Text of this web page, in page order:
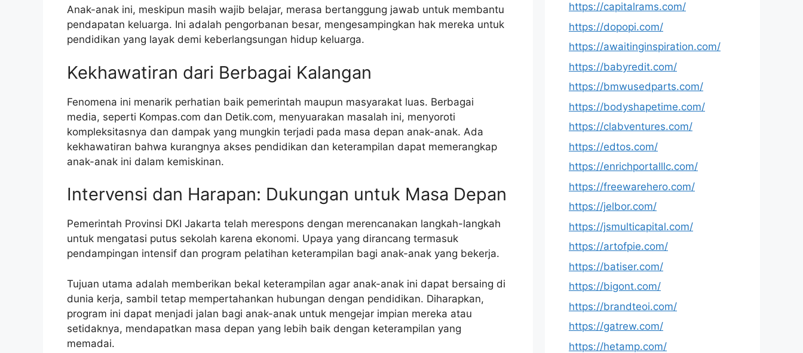
Anak-anak ini, meskipun masih wajib belajar, merasa bertanggung jawab untuk membantu
pendapatan keluarga. Ini adalah pengorbanan besar, mengesampingkan hak mereka untuk
pendidikan yang layak demi keberlangsungan hidup keluarga.
Kekhawatiran dari Berbagai Kalangan
Fenomena ini menarik perhatian baik pemerintah maupun masyarakat luas. Berbagai
media, seperti Kompas.com dan Detik.com, menyuarakan masalah ini, menyoroti
kompleksitasnya dan dampak yang mungkin terjadi pada masa depan anak-anak. Ada
kekhawatiran bahwa kurangnya akses pendidikan dan keterampilan dapat memerangkap
anak-anak ini dalam kemiskinan.
Intervensi dan Harapan: Dukungan untuk Masa Depan
Pemerintah Provinsi DKI Jakarta telah merespons dengan merencanakan langkah-langkah
untuk mengatasi putus sekolah karena ekonomi. Upaya yang dirancang termasuk
pendampingan intensif dan program pelatihan keterampilan bagi anak-anak yang bekerja.
Tujuan utama adalah memberikan bekal keterampilan agar anak-anak ini dapat bersaing di
dunia kerja, sambil tetap mempertahankan hubungan dengan pendidikan. Diharapkan,
program ini dapat menjadi jalan bagi anak-anak untuk mengejar impian mereka atau
setidaknya, mendapatkan masa depan yang lebih baik dengan keterampilan yang
memadai.
https://capitalrams.com/
https://dopopi.com/
https://awaitinginspiration.com/
https://babyredit.com/
https://bmwusedparts.com/
https://bodyshapetime.com/
https://clabventures.com/
https://edtos.com/
https://enrichportalllc.com/
https://freewarehero.com/
https://jelbor.com/
https://jsmulticapital.com/
https://artofpie.com/
https://batiser.com/
https://bigont.com/
https://brandteoi.com/
https://gatrew.com/
https://hetamp.com/